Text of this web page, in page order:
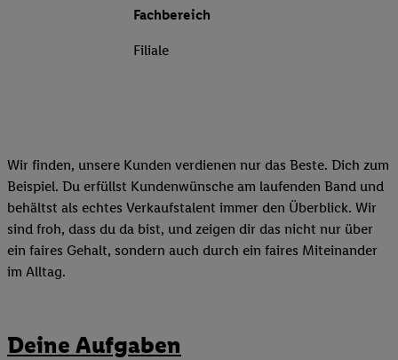
Fachbereich
Filiale
Wir finden, unsere Kunden verdienen nur das Beste. Dich zum
Beispiel. Du erfüllst Kundenwünsche am laufenden Band und
behältst als echtes Verkaufstalent immer den Überblick. Wir
sind froh, dass du da bist, und zeigen dir das nicht nur über
ein faires Gehalt, sondern auch durch ein faires Miteinander
im Alltag.
Deine Aufgaben